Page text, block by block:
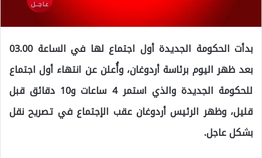
بدأت الحكومة الجديدة أول اجتماع لها في الساعة 03.00
بعد ظهر اليوم برئاسة أردوغان، وأُعلن عن انتهاء أول اجتماع
للحكومة الجديدة والذي استمر 4 ساعات و10 دقائق قبل
قليل، وظهر الرئيس أردوغان عقب الإجتماع في تصريح نقل
بشكل عاجل.